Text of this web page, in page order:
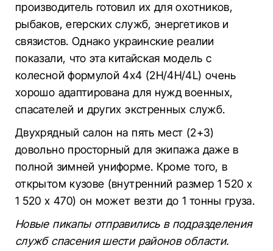
производитель готовил их для охотников,
рыбаков, егерских служб, энергетиков и
связистов. Однако украинские реалии
показали, что эта китайская модель с
колесной формулой 4х4 (2H/4H/4L) очень
хорошо адаптирована для нужд военных,
спасателей и других экстренных служб.
Двухрядный салон на пять мест (2+3)
довольно просторный для экипажа даже в
полной зимней униформе. Кроме того, в
открытом кузове (внутренний размер 1 520 х
1 520 х 470) он может везти до 1 тонны груза.
Новые пикапы отправились в подразделения
служб спасения шести районов области.